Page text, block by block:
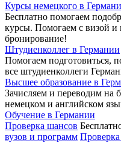
Курсы немецкого в
Бесплатно помогаем
курсы. Помогаем с визой
бронирование!
Штудиенколлег в Германии
Помогаем подготовиться,
все штудиенколлеги
Высшее образование в
Зачисляем и переводим на
немецком и английском
Обучение в Германии
Проверка шансов
вузов и программ